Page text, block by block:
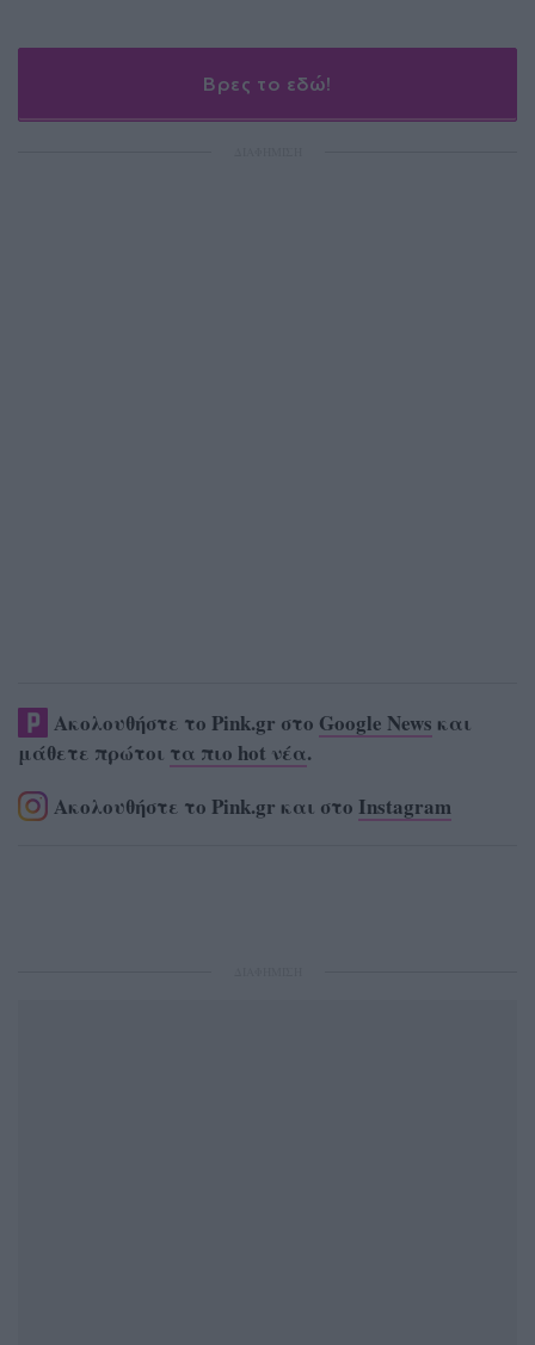
Βρες το εδώ!
Ακολουθήστε το Pink.gr στο Google News και
μάθετε πρώτοι τα πιο hot νέα.
Ακολουθήστε το Pink.gr και στο Instagram